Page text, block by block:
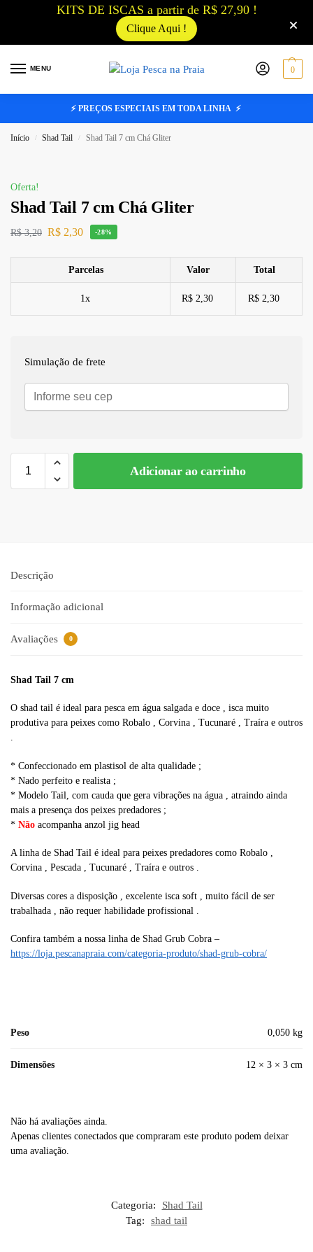
KITS DE ISCAS a partir de R$ 27,90 !
Clique Aqui !
MENU 0
⚡ PREÇOS ESPECIAIS EM TODA LINHA ⚡
Início / Shad Tail / Shad Tail 7 cm Chá Gliter
Oferta!
Shad Tail 7 cm Chá Gliter
R$3,20 R$ 2,30 -28%
Parcelas Valor Total
1x R$ 2,30 R$ 2,30
Simulação de frete
Adicionar ao carrinho
n
t
v
Descrição
Informação adicional
Avaliações 0
Shad Tail 7 cm
O shad tail é ideal para pesca em água salgada e doce , isca muito
produtiva para peixes como Robalo , Corvina , Tucunaré , Traíra e outros
.
* Confeccionado em plastisol de alta qualidade ;
* Nado perfeito e realista ;
* Modelo Tail, com cauda que gera vibrações na água , atraindo ainda
mais a presença dos peixes predadores ;
* Não acompanha anzol jig head
A linha de Shad Tail é ideal para peixes predadores como Robalo ,
Corvina , Pescada , Tucunaré , Traíra e outros .
Diversas cores a disposição , excelente isca soft , muito fácil de ser
trabalhada , não requer habilidade profissional .
Confira também a nossa linha de Shad Grub Cobra –
https://loja.pescanapraia.com/categoria-produto/shad-grub-cobra/
Peso 0,050 kg
Dimensões 12 × 3 × 3 cm
Não há avaliações ainda.
Apenas clientes conectados que compraram este produto podem deixar
uma avaliação.
Categoria:
Shad Tail
Tag:
shad tail